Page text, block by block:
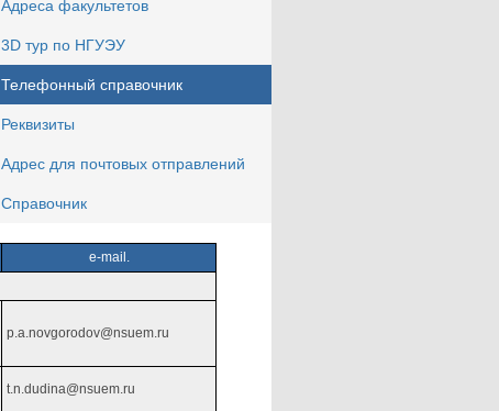
Адреса факультетов
3D тур по НГУЭУ
Телефонный справочник
Реквизиты
Адрес для почтовых отправлений
Справочник
e-mail.
p.a.novgorodov@nsuem.ru
t.n.dudina@nsuem.ru